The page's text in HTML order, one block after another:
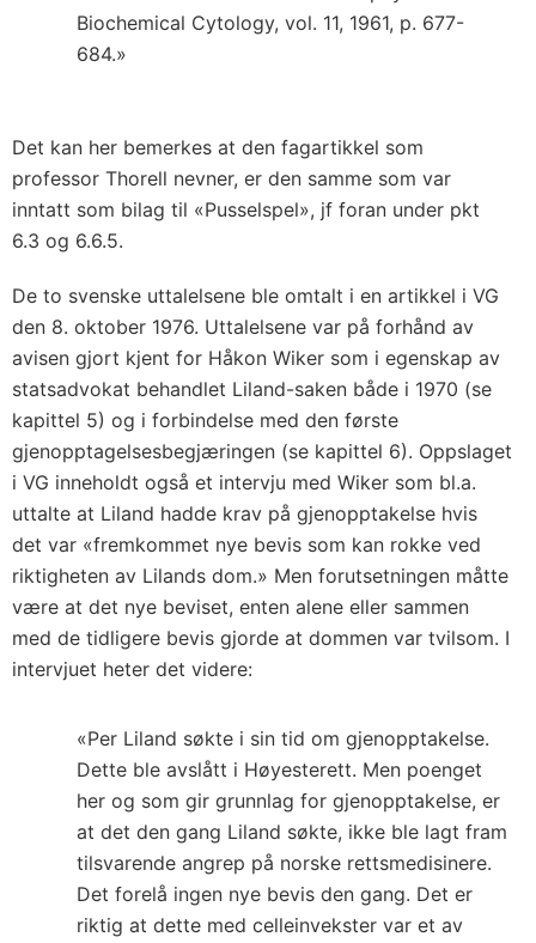
Biochemical Cytology, vol. 11, 1961, p. 677-
684.»
Det kan her bemerkes at den fagartikkel som
professor Thorell nevner, er den samme som var
inntatt som bilag til «Pusselspel», jf foran under pkt
6.3 og 6.6.5.
De to svenske uttalelsene ble omtalt i en artikkel i VG
den 8. oktober 1976. Uttalelsene var på forhånd av
avisen gjort kjent for Håkon Wiker som i egenskap av
statsadvokat behandlet Liland-saken både i 1970 (se
kapittel 5) og i forbindelse med den første
gjenopptagelsesbegjæringen (se kapittel 6). Oppslaget
i VG inneholdt også et intervju med Wiker som bl.a.
uttalte at Liland hadde krav på gjenopptakelse hvis
det var «fremkommet nye bevis som kan rokke ved
riktigheten av Lilands dom.» Men forutsetningen måtte
være at det nye beviset, enten alene eller sammen
med de tidligere bevis gjorde at dommen var tvilsom. I
intervjuet heter det videre:
«Per Liland søkte i sin tid om gjenopptakelse.
Dette ble avslått i Høyesterett. Men poenget
her og som gir grunnlag for gjenopptakelse, er
at det den gang Liland søkte, ikke ble lagt fram
tilsvarende angrep på norske rettsmedisinere.
Det forelå ingen nye bevis den gang. Det er
riktig at dette med celleinvekster var et av